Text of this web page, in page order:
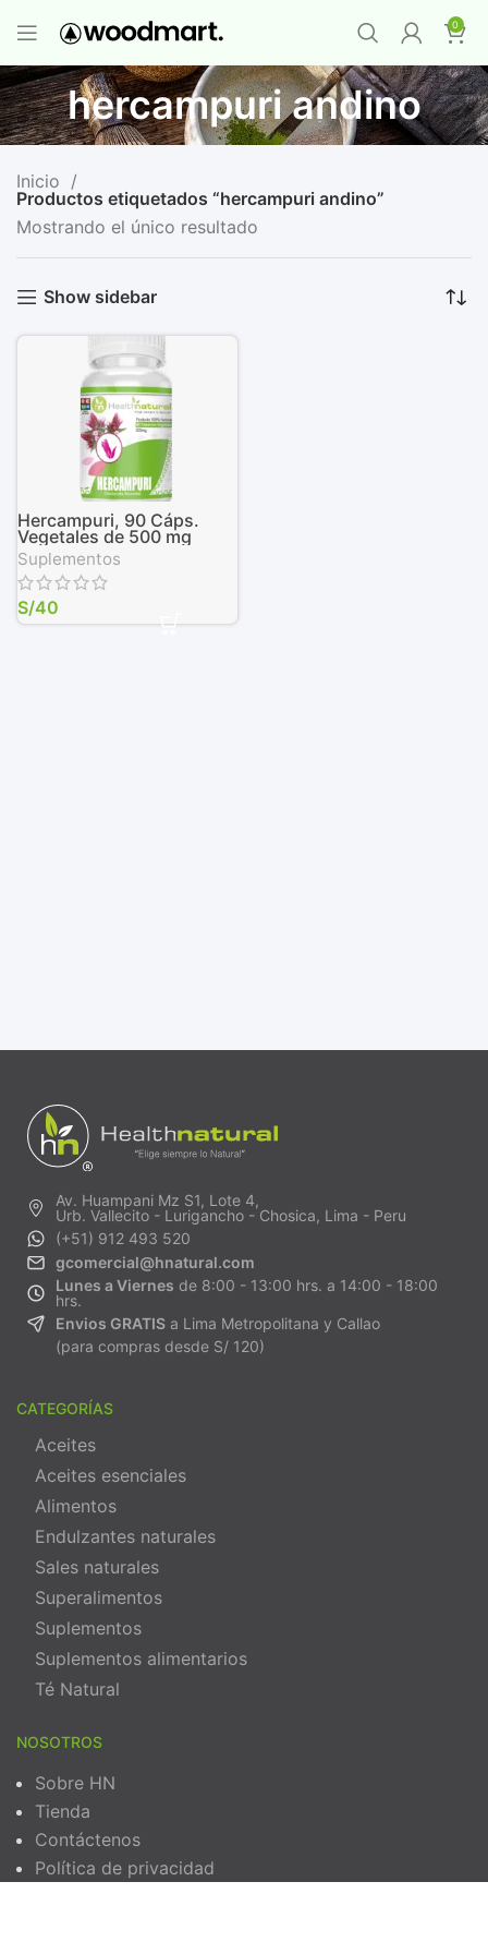
0
hercampuri andino
Inicio
Productos etiquetados “hercampuri andino”
Mostrando el único resultado
Show sidebar
Hercampuri, 90 Cáps.
Vegetales de 500 mg
Suplementos
S/40
Av. Huampani Mz S1, Lote 4,
Urb. Vallecito - Lurigancho - Chosica, Lima - Peru
(+51) 912 493 520
gcomercial@hnatural.com
Lunes a Viernes de 8:00 - 13:00 hrs. a 14:00 - 18:00
hrs.
Envios GRATIS a Lima Metropolitana y Callao
(para compras desde S/ 120)
CATEGORÍAS
Aceites
Aceites esenciales
Alimentos
Endulzantes naturales
Sales naturales
Superalimentos
Suplementos
Suplementos alimentarios
Té Natural
NOSOTROS
Sobre HN
Tienda
Contáctenos
Política de privacidad
Premium-Compra 12 unidades y llévate 1
GRATIS ¡LO QUIERO YA